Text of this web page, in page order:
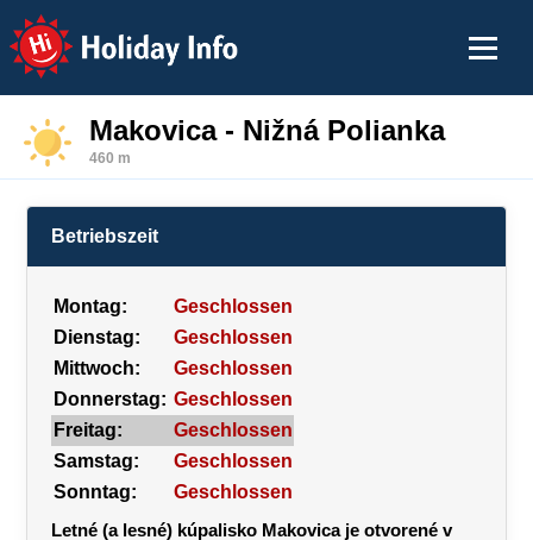
Holiday Info
Makovica - Nižná Polianka
460 m
Betriebszeit
Montag:
Geschlossen
Dienstag:
Geschlossen
Mittwoch:
Geschlossen
Donnerstag: Geschlossen
Freitag:
Geschlossen
Samstag:
Geschlossen
Sonntag:
Geschlossen
Letné (a lesné) kúpalisko Makovica je otvorené v